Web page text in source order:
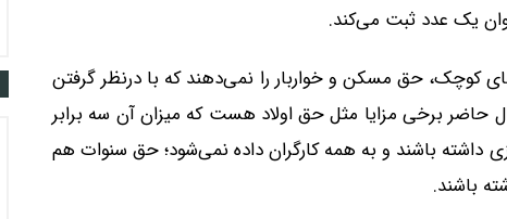
یک عدد ثبت می‌کند.
کوچک، حق مسکن و خواربار را نمی‌دهند که با درنظر گرفتن
حاضر برخی مزایا مثل حق اولاد هست که میزان آن سه برابر
است که ۷۲۰ روز بیمه‌پردازی داشته باشند و به همه کارگران داده نمی‌شود؛ حق سنوات هم
باشند.